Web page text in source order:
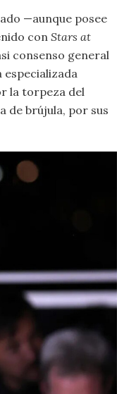
—aunque posee
con Stars at
consenso general
la torpeza del
de brújula, por sus